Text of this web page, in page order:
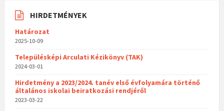
HIRDETMÉNYEK
Határozat
2025-10-09
Településképi Arculati Kézikönyv (TAK)
2024-03-01
Hirdetmény a 2023/2024. tanév első évfolyamára történő
általános iskolai beiratkozási rendjéről
2023-03-22